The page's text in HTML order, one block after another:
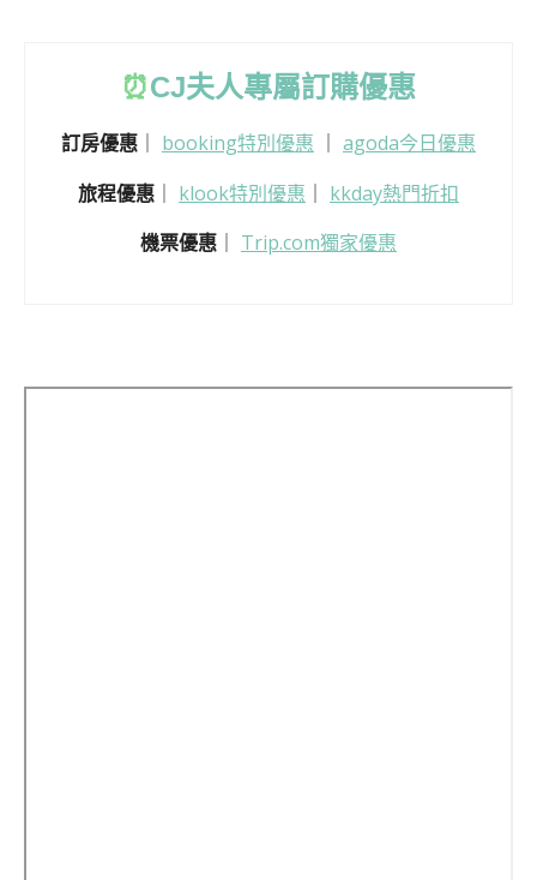
⏰CJ夫人專屬訂購優惠
訂房優惠 booking特別優惠
agoda今日優惠
旅程優惠
klook特別優惠
kkday熱門折扣
機票優惠
Trip.com獨家優惠